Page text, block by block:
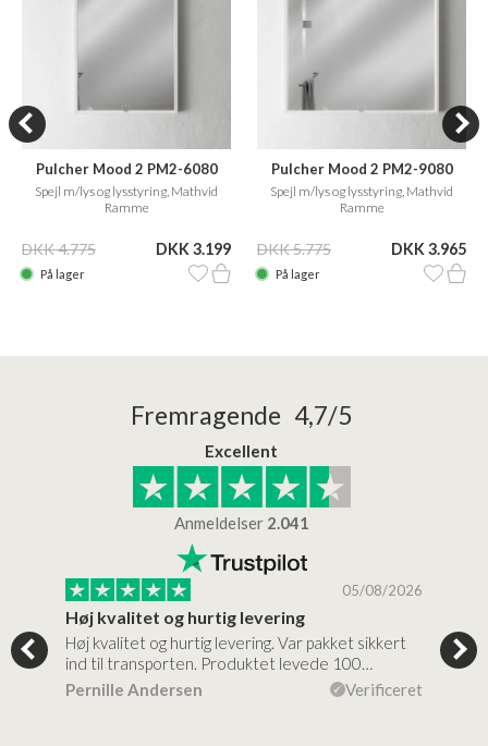
Pulcher Mood 2 PM2-6080
Spejl m/lys og lysstyring, Mathvid
Ramme
DKK 4.775 DKK 3.199
På lager
Pulcher Mood 2 PM2-9080
Spejl m/lys og lysstyring, Mathvid
Ramme
DKK 5.775 DKK 3.965
På lager
Fremragende 4,7/5
Excellent
Anmeldelser 2.041
05/08/2026
Høj kvalitet og hurtig levering
Høj kvalitet og hurtig levering. Var pakket sikkert
ind til transporten. Produktet levede 100…
Pernille Andersen
Verificeret